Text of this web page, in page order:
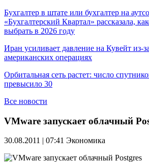
Бухгалтер в штате или бухгалтер на
«Бухгалтерский Квартал» рассказала,
выбрать в 2026 году
Иран усиливает давление на Кувейт из-
американских операциях
Орбитальная сеть растет: число
превысило 30
Все новости
VMware запускает облачный
30.08.2011 | 07:41 Экономика